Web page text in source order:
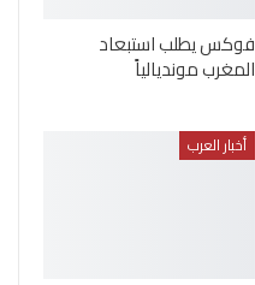
فوكس يطلب استبعاد
المغرب مونديالياً
أخبار العرب